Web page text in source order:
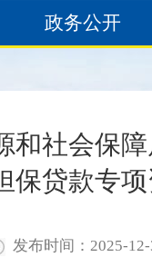
政务公开
和社会保
保贷款专
发布时间：2025-